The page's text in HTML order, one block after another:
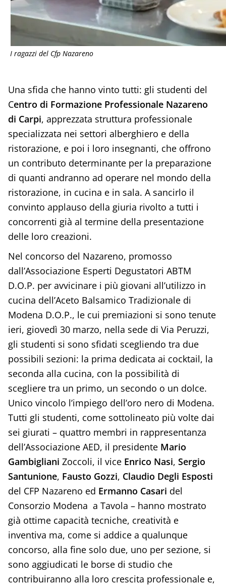
I ragazzi del Cfp Nazareno
Una sfida che hanno vinto tutti: gli studenti del
Centro di Formazione Professionale Nazareno
di Carpi, apprezzata struttura professionale
specializzata nei settori alberghiero e della
ristorazione, e poi i loro insegnanti, che offrono
un contributo determinante per la preparazione
di quanti andranno ad operare nel mondo della
ristorazione, in cucina e in sala. A sancirlo il
convinto applauso della giuria rivolto a tutti i
concorrenti già al termine della presentazione
delle loro creazioni.
Nel concorso del Nazareno, promosso
dall’Associazione Esperti Degustatori ABTM
D.O.P. per avvicinare i più giovani all’utilizzo in
cucina dell’Aceto Balsamico Tradizionale di
Modena D.O.P., le cui premiazioni si sono tenute
ieri, giovedì 30 marzo, nella sede di Via Peruzzi,
gli studenti si sono sfidati scegliendo tra due
possibili sezioni: la prima dedicata ai cocktail, la
seconda alla cucina, con la possibilità di
scegliere tra un primo, un secondo o un dolce.
Unico vincolo l’impiego dell’oro nero di Modena.
Tutti gli studenti, come sottolineato più volte dai
sei giurati – quattro membri in rappresentanza
dell’Associazione AED, il presidente Mario
Gambigliani Zoccoli, il vice Enrico Nasi, Sergio
Santunione, Fausto Gozzi, Claudio Degli Esposti
del CFP Nazareno ed Ermanno Casari del
Consorzio Modena a Tavola – hanno mostrato
già ottime capacità tecniche, creatività e
inventiva ma, come si addice a qualunque
concorso, alla fine solo due, uno per sezione, si
sono aggiudicati le borse di studio che
contribuiranno alla loro crescita professionale e,